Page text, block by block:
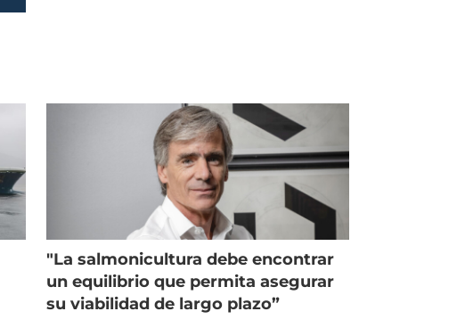
"La salmonicultura debe encontrar
un equilibrio que permita asegurar
su viabilidad de largo plazo”